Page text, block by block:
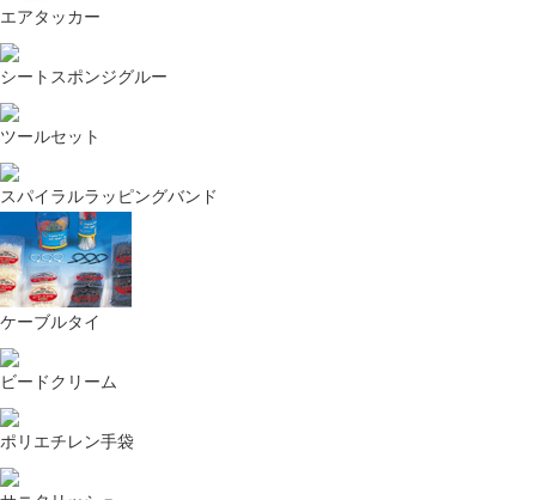
エアタッカー
シートスポンジグルー
ツールセット
スパイラルラッピングバンド
ケーブルタイ
ビードクリーム
ポリエチレン手袋